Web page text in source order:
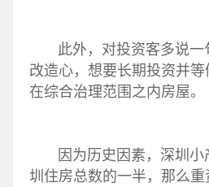
此外，对投资客多说一
改造心，想要长期投资并
在综合治理范围之内房屋。
因为历史因素，深圳小
圳住房总数的一半，那么